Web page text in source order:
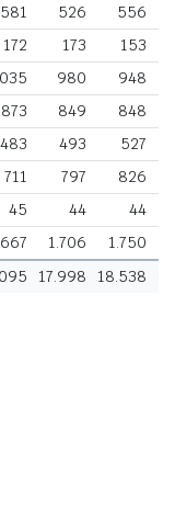
581 526
556
172 173
153
980
948
873 849
848
483 493
527
711 797
826
45 44
44
1.706 1.750
17.998 18.538